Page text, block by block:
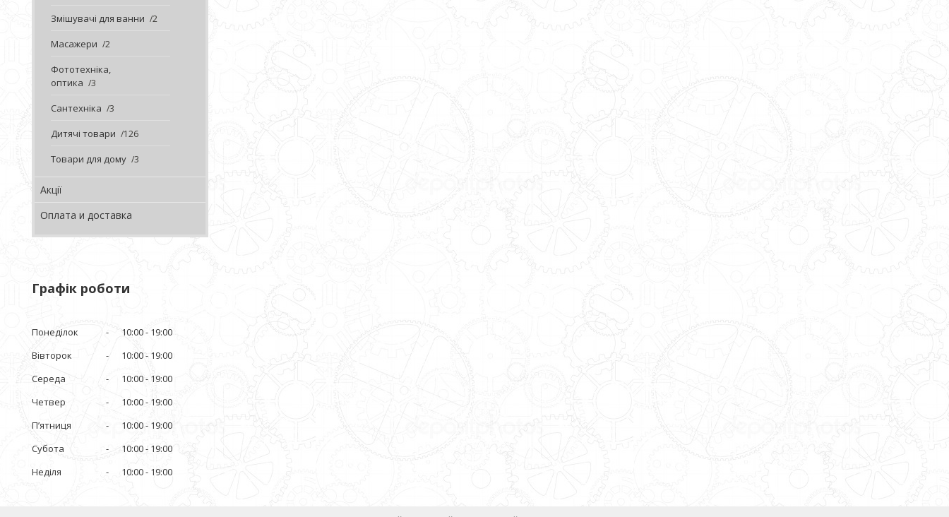
Змішувачі для ванни 2
Масажери 2
Фототехніка,
оптика
3
Сантехніка 3
Дитячі товари 126
Товари для дому 3
Акції
Оплата и доставка
Графік роботи
Понеділок 10:00
19:00
Вівторок
10:00
19:00
Середа
10:00
19:00
Четвер
10:00
19:00
Пʼятниця
10:00
19:00
Субота
10:00
19:00
Неділя
10:00 19:00